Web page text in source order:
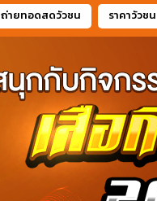
ถ่ายทอดสดวัวชน ราคาวัวชน